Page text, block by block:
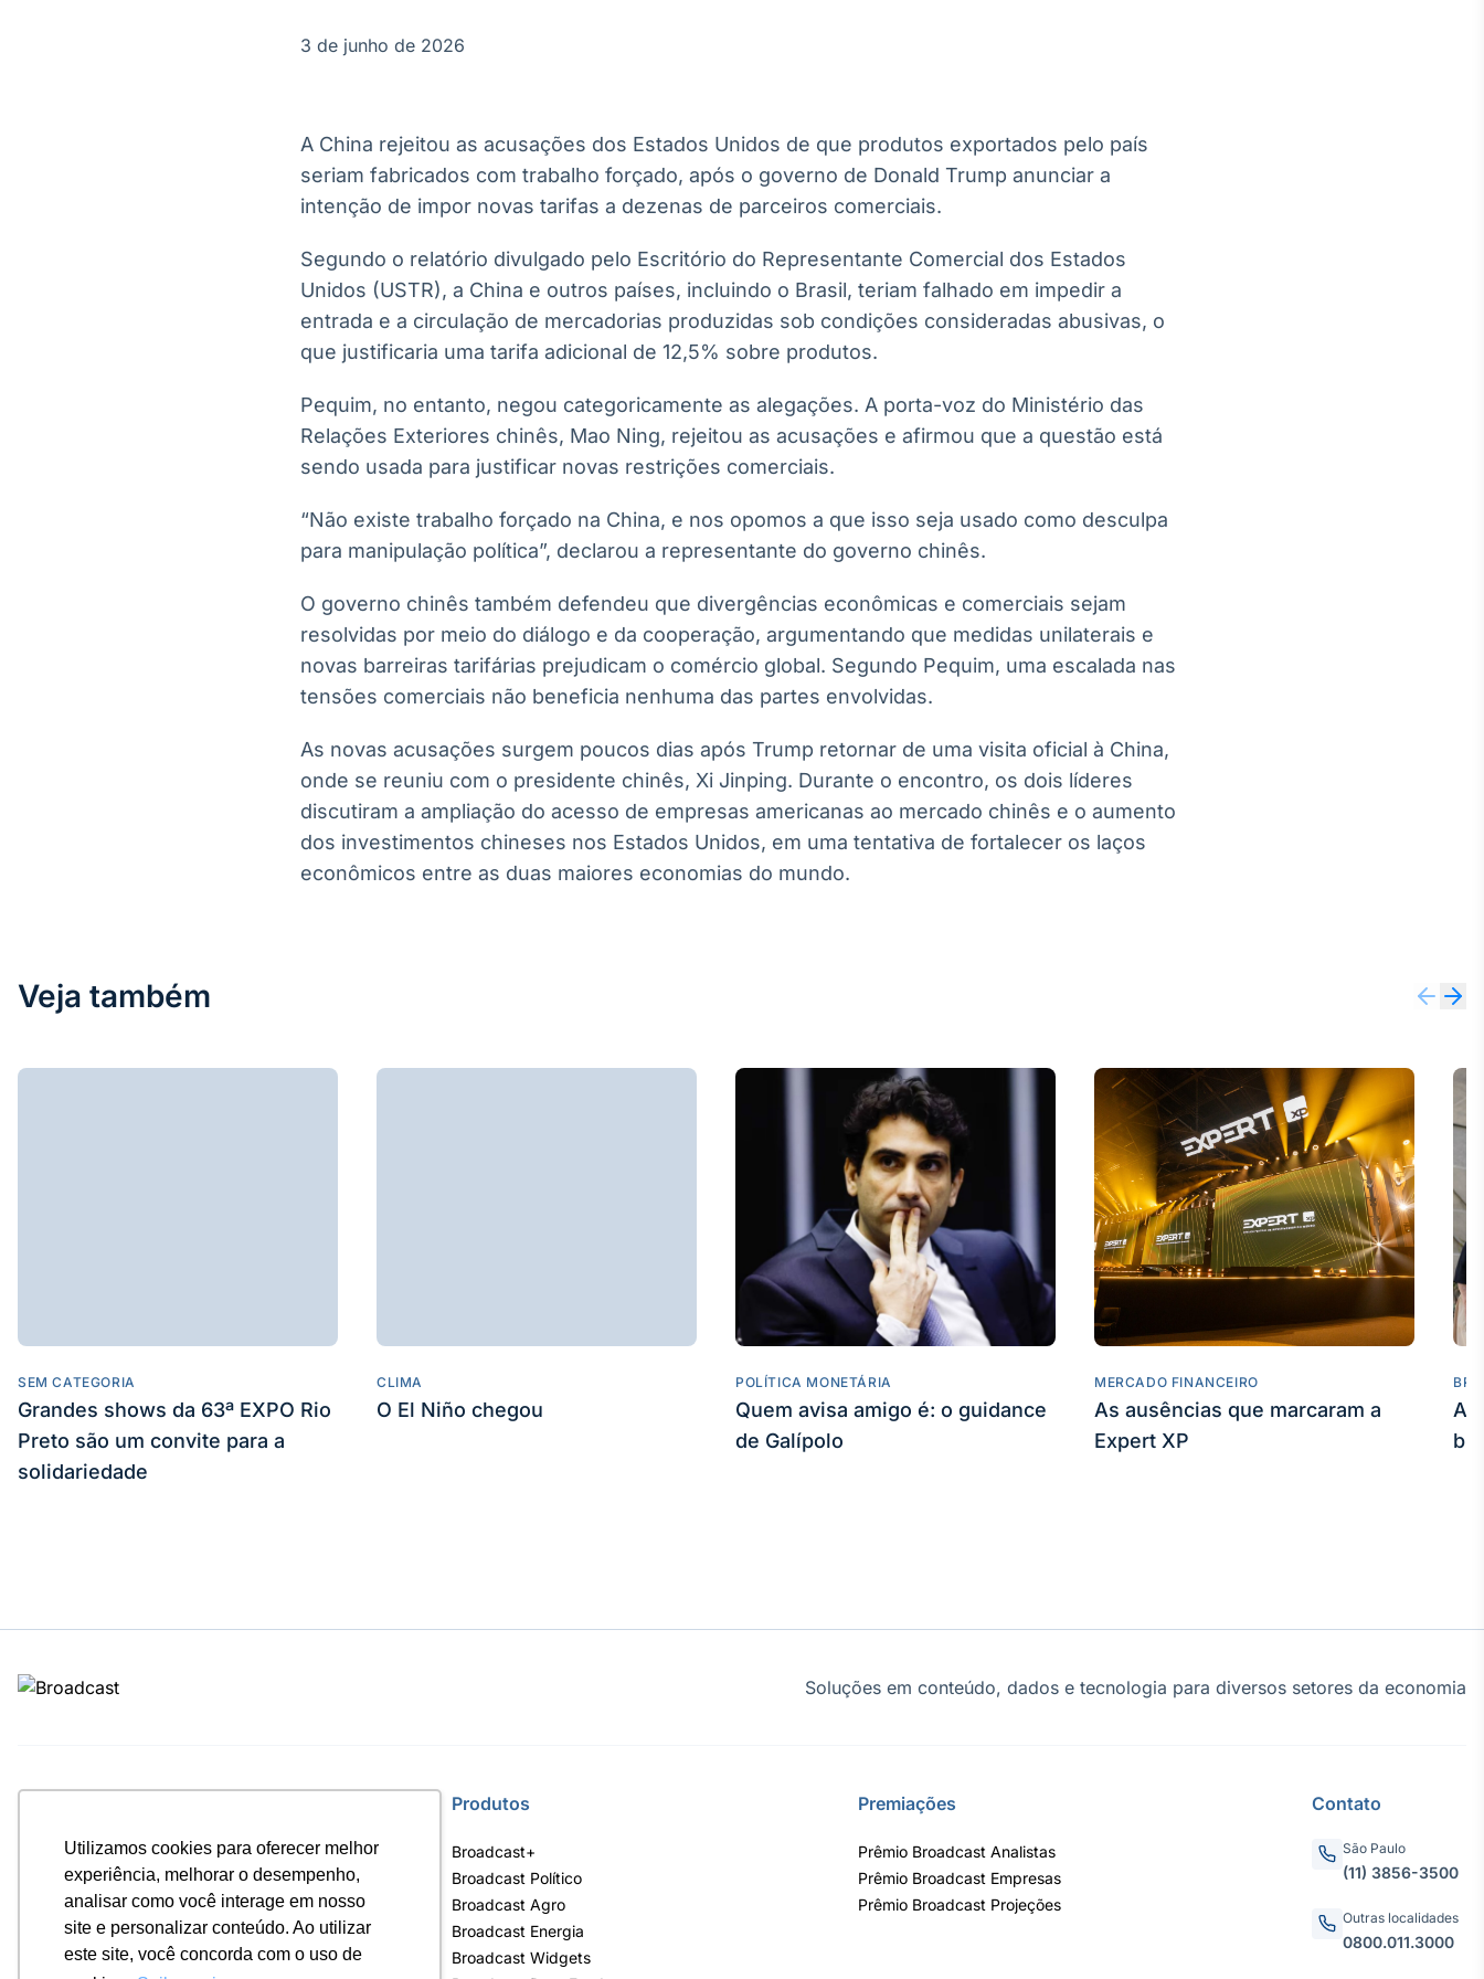
Utilizamos cookies para oferecer melhor
experiência, melhorar o desempenho,
analisar como você interage em nosso
site e personalizar conteúdo. Ao utilizar
este site, você concorda com o uso de
Plataforma para
negociação de
APIs para
integração de
Broadcast
Radar
Monitoramento
notícias e
conteúdos
Broadcast
Fundos
A melhor
analisar fundos
de investimento
no Brasil
IA
Em breve
BroadFast
Em breve
Gestão de
Investimentos
Em breve
Tokenização
de ativos
Em breve
Crédito
Em breve
3 de junho de 2026
A China rejeitou as acusações dos Estados Unidos de que produtos exportados pelo país
seriam fabricados com trabalho forçado, após o governo de Donald Trump anunciar a
intenção de impor novas tarifas a dezenas de parceiros comerciais.
Segundo o relatório divulgado pelo Escritório do Representante Comercial dos Estados
Unidos (USTR), a China e outros países, incluindo o Brasil, teriam falhado em impedir a
entrada e a circulação de mercadorias produzidas sob condições consideradas abusivas, o
que justificaria uma tarifa adicional de 12,5% sobre produtos.
Pequim, no entanto, negou categoricamente as alegações. A porta-voz do Ministério das
Relações Exteriores chinês, Mao Ning, rejeitou as acusações e afirmou que a questão está
sendo usada para justificar novas restrições comerciais.
“Não existe trabalho forçado na China, e nos opomos a que isso seja usado como desculpa
para manipulação política”, declarou a representante do governo chinês.
O governo chinês também defendeu que divergências econômicas e comerciais sejam
resolvidas por meio do diálogo e da cooperação, argumentando que medidas unilaterais e
novas barreiras tarifárias prejudicam o comércio global. Segundo Pequim, uma escalada nas
tensões comerciais não beneficia nenhuma das partes envolvidas.
As novas acusações surgem poucos dias após Trump retornar de uma visita oficial à China,
onde se reuniu com o presidente chinês, Xi Jinping. Durante o encontro, os dois líderes
discutiram a ampliação do acesso de empresas americanas ao mercado chinês e o aumento
dos investimentos chineses nos Estados Unidos, em uma tentativa de fortalecer os laços
econômicos entre as duas maiores economias do mundo.
Veja também
SEM CATEGORIA
Grandes shows da 63ª EXPO Rio
Preto são um convite para a
solidariedade
CLIMA
O El Niño chegou
POLÍTICA MONETÁRIA
Quem avisa amigo é: o guidance
de Galípolo
MERCADO FINANCEIRO
As ausências que marcaram a
Expert XP
As
Soluções em conteúdo, dados e tecnologia para diversos setores da economia
Notícias
Termos de uso
Política de privacidade
Contrato Máster Terminal
Produtos
Broadcast+
Broadcast Político
Broadcast Agro
Broadcast Energia
Broadcast Widgets
Premiações
Prêmio Broadcast Analistas
Prêmio Broadcast Empresas
Prêmio Broadcast Projeções
Contato
São Paulo
(11) 3856-3500
Outras localidades
0800.011.3000